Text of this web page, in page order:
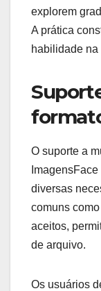
explorem
A prática
habilidade na
O suporte a
diversas
comuns
aceitos,
de arquivo.
Os usuários